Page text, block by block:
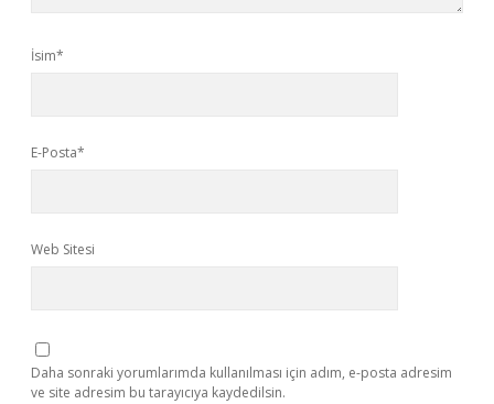
İsim*
E-Posta*
Web Sitesi
Daha sonraki yorumlarımda kullanılması için adım, e-posta adresim
ve site adresim bu tarayıcıya kaydedilsin.